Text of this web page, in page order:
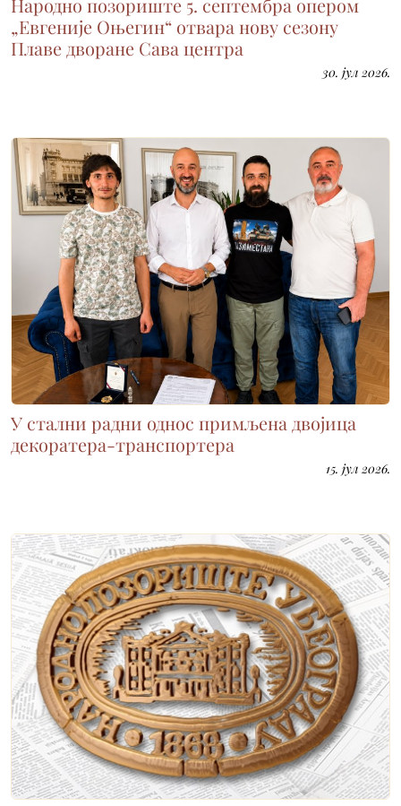
Народно позориште 5. септембра опером
„Евгеније Оњегин“ отвара нову сезону
Плаве дворане Сава центра
30. јул 2026.
У стални радни однос примљена двојица
декоратера-транспортера
15. јул 2026.